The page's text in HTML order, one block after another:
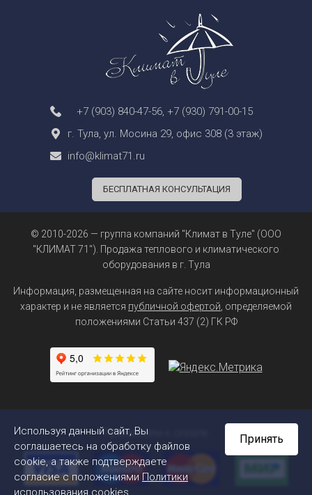
+7 (903) 840-47-56, +7 (930) 791-00-15
г. Тула, ул. Мосина 29, офис 308 (3 этаж)
info@klimat71.ru
БЕСПЛАТНАЯ КОНСУЛЬТАЦИЯ
© 2010-2026 — группа компаний "Климат в Туле" (ООО
"КЛИМАТ 71"). Продажа теплового и климатического
оборудования в г. Тула
Информация, размещенная на сайте носит информационный
характер и не является публичной офертой , определяемой
положениями Статьи 437 (2) ГК РФ
Принимаем к оплате
Используя данный сайт, Вы
соглашаетесь на обработку файлов
cookie, а также подтверждаете
согласие с положениями Политики
использования cookies
Принять